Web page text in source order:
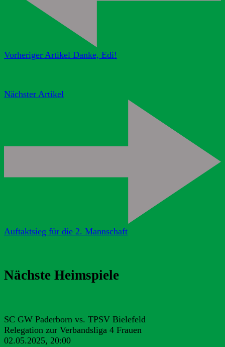
Vorheriger Artikel Danke, Edi!
Nächster Artikel
Auftaktsieg für die 2. Mannschaft
Nächste Heimspiele
SC GW Paderborn vs. TPSV Bielefeld
Relegation zur Verbandsliga 4 Frauen
02.05.2025, 20:00